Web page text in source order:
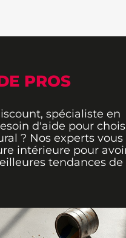
PROS
spécialiste en
d'aide pour
? Nos experts vous
intérieure pour
tendances de